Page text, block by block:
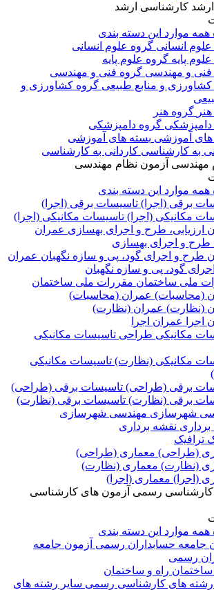
کارشناسی ارشد
موارد این دسته بندی
گروه علوم انسانی
گروه علوم پایه
گروه فنی و مهندسی
گروه کشاورزی و
گروه هنر
گروه دامپزشکی
بسته های آموزشی
کاردانی به کارشناسی
آزمون نظام مهندسی
موارد این دسته بندی
تاسیسات برقی (اجرا)
تاسیسات مکانیکی (اجرا)
عمران
طرح و اجرای بهسازی
عمران
گود، پی و سازه نگهبان
مقررات ملی ساختمان
عمران (محاسبات)
عمران (نظارت)
عمران اجرا
تاسیسات مکانیکی
تاسیسات مکانیکی
تاسیسات برقی (طراحی)
تاسیسات برقی (نظارت)
مهندسی شهرسازی
نقشه برداری
ترافیک
معماری (طراحی)
معماری (نظارت)
معماری (اجرا)
آزمون های کارشناسی
موارد این دسته بندی
آزمون جامعه
رسمی
راه و ساختمان
سایر رشته های